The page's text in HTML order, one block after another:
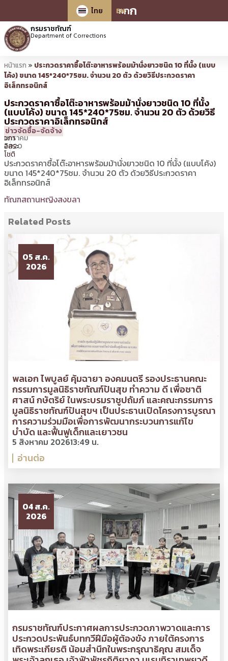
กกก
ไทย
EN
กรมราชทัณฑ์
Department of Corrections
หน้าแรก » ประกวดราคาซื้อโต๊ะอาหารพร้อมม้านั่งยาวชนิด 10 ที่นั้ง (แบบ
โค้ง) ขนาด 145*240*75ซม. จำนวน 20 ตัว ด้วยวิธีประกวดราคา
อิเล็กทรอนิกส์
ประกวดราคาซื้อโต๊ะอาหารพร้อมม้านั่งยาวชนิด 10 ที่นั้ง
(แบบโค้ง) ขนาด 145*240*75ซม. จำนวน 20 ตัว ด้วยวิธี
ประกวดราคาอิเล็กทรอนิกส์
20
มกราคม
2020
10:08 น.
โดย
ศศิ
วิภา
อิสระ
โชติ
ข่าวจัดซื้อ-จัดจ้าง
ประกวดราคาซื้อโต๊ะอาหารพร้อมม้านั่งยาวชนิด 10 ที่นั้ง (แบบโค้ง)
ขนาด 145*240*75ซม. จำนวน 20 ตัว ด้วยวิธีประกวดราคา
อิเล็กทรอนิกส์
ทัณฑสถานหญิงสงขลา
Related Posts
05 ส.ค.
2026
พลเอก ไพบูลย์ คุ้มฉายา องคมนตรี รองประธานคณะ
กรรมการมูลนิธิราชทัณฑ์ปันสุข ทำความ ดี เพื่อชาติ
ศาสน์ กษัตริย์ ในพระบรมราชูปถัมภ์ และคณะกรรมการ
มูลนิธิราชทัณฑ์ปันสุขฯ เป็นประธานเปิดโครงการบูรณา
การความร่วมมือเพื่อการพัฒนากระบวนการแก้ไข
บำบัด และฟื้นฟูเด็กและเยาวชน
5 สิงหาคม 202613:49 น.
อ่านต่อ
04 ส.ค.
2026
กรมราชทัณฑ์ประกาศผลการประกวดภาพวาดและการ
ประกวดประพันธ์บทกวีฝีมือผู้ต้องขัง ภายใต้ครงการ
เทิดพระเกียรติ น้อมสำนึกในพระกรุณาธิคุณ สมเด็จ